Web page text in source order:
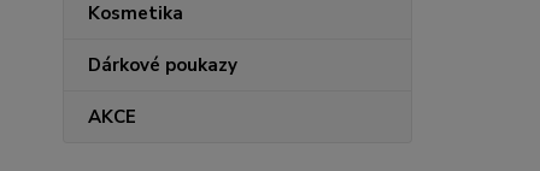
Kosmetika
Dárkové poukazy
AKCE